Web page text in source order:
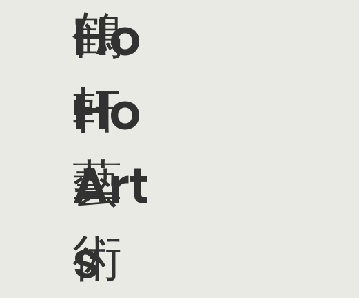
鶴
軒
藝
術
Ho
Ho
Art
s